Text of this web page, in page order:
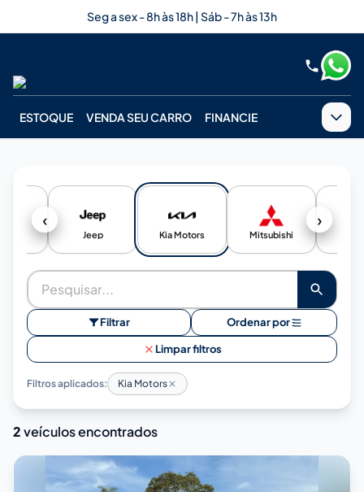
Seg a sex - 8h às 18h | Sáb - 7h às 13h
ESTOQUE VENDA SEU CARRO FINANCIE
‹ ›
Jeep Kia Motors Mitsubishi
Filtrar Ordenar por
Limpar filtros
Filtros aplicados: Kia Motors
2veículos encontrados